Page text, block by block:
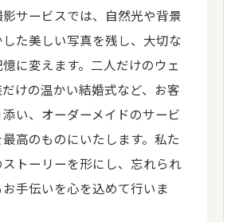
サービスでは、自然光や背景
た美しい写真を残し、大切な
に変えます。二人だけのウェ
けの温かい結婚式など、お客
い、オーダーメイドのサービ
高のものにいたします。私た
トーリーを形にし、忘れられ
手伝いを心を込めて行いま